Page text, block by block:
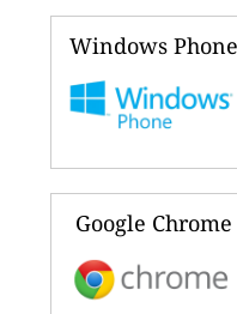
Windows Phone
Google Chrome